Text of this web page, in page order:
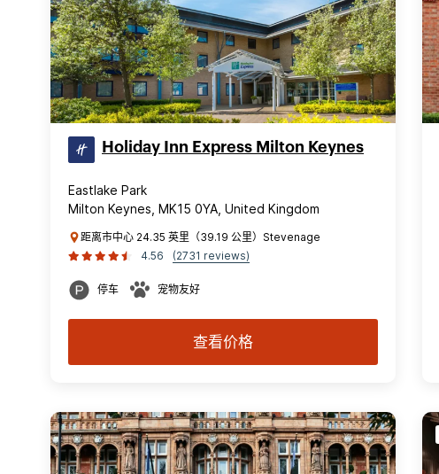
Holiday Inn Express Milton Keynes
Eastlake Park
Milton Keynes, MK15 0YA, United Kingdom
距离市中心 24.35 英里（39.19 公里）Stevenage
4.56
(2731 reviews)
停车 宠物友好
查看价格